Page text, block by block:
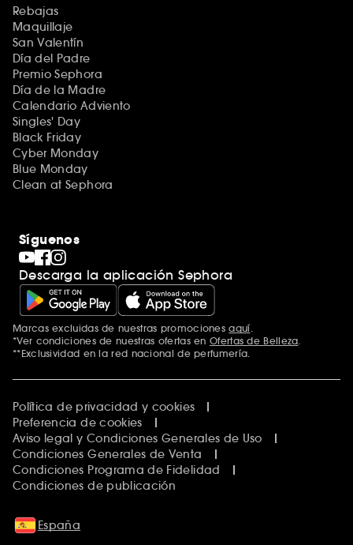
Rebajas
Maquillaje
San Valentín
Día del Padre
Premio Sephora
Día de la Madre
Calendario Adviento
Singles' Day
Black Friday
Cyber Monday
Blue Monday
Clean at Sephora
Síguenos
Descarga la aplicación Sephora
Marcas excluidas de nuestras promocionesaquí
*Ver condiciones de nuestras ofertas en Ofertas de Belleza
**Exclusividad en la red nacional de perfumería.
Política de privacidad y cookies
Preferencia de cookies
Aviso legal y Condiciones Generales de Uso
Condiciones Generales de Venta
Condiciones Programa de Fidelidad
Condiciones de publicación
España